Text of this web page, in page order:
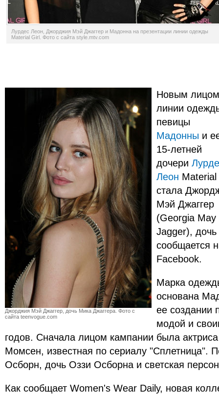
Лурдес Леон, Джорджия Мэй Джаггер и Мадонна на презентации линии одежды
Material Girl. Фото с сайта style.mtv.com
Джорджия Мэй Джаггер, дочь Мика Джаггера. Фото с
сайта teenvogue.com
Новым лицом
линии
певицы
Мадонны и
15-летней
дочери
Леон Material
стала
Мэй Джаггер
(Georgia May
Jagger),
сообщаетcя
Facebook.
Марка
основана
ее создании
модой и
годов. Сначала лицом кампании была
Момсен, известная по сериалу "Сплетница".
Осборн, дочь Оззи Осборна и светская
Как сообщает Women's Wear Daily, новая